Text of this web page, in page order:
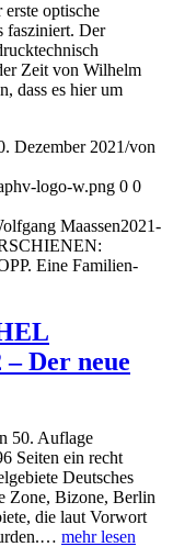
optische
fasziniert. Der
Zeit von Wilhelm
dass es hier um
Dezember 2021/von
logo-w.png 0 0
Maassen2021-
Eine Familien-
Der neue
50. Auflage
Seiten ein recht
Deutsches
Zone, Bizone, Berlin
die laut Vorwort
mehr lesen